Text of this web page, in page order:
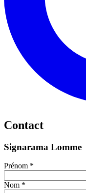
Contact
Signarama Lomme
Prénom *
Nom *